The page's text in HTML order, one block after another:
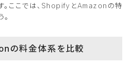
。ここでは、ShopifyとAmazonの特
の料金体系を比較